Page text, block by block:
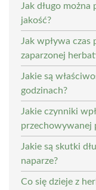
Jak długo
jakość?
Jak wpływa
zaparzonej
Jakie są
godzinach?
Jakie czynniki
przechowywanej
Jakie są skutki
naparze?
Co się dzieje z